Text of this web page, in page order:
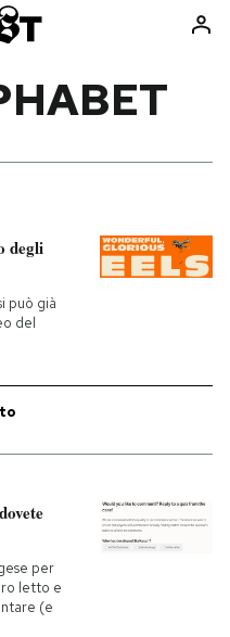
Consumismi
Ok Boomer!
degli
può già
del
per
letto e
(e